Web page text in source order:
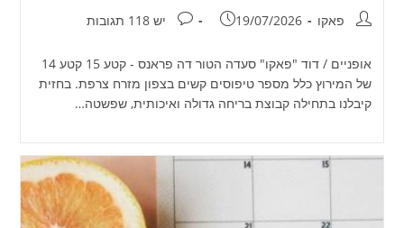
מחבר:פאקו פורסם:
19/07/2026 תגובות:
יש 118 תגובות
אופניים / דוד "פאקו" סעדה הטור דה פראנס - קטע 15 קטע 14
של המירוץ כלל מספר טיפוסים קשים בצפון מזרח צרפת. בחזית
קיבלנו בתחילה קבוצת בריחה גדולה ואיכותית, שפשטה…